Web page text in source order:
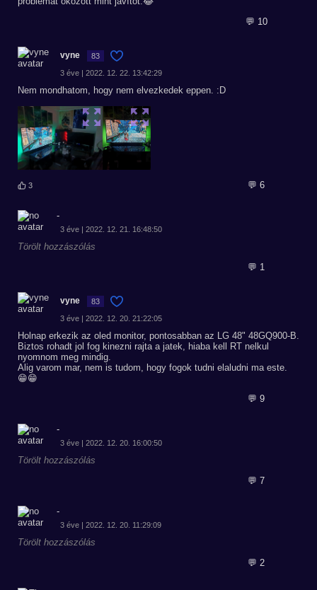
💬 10
vyne 83
3 éve | 2022. 12. 22. 13:42:29
Nem mondhatom, hogy nem elvezkedek eppen. :D
3 💬 6
-
3 éve | 2022. 12. 21. 16:48:50
Törölt hozzászólás
💬 1
vyne 83
3 éve | 2022. 12. 20. 21:22:05
Holnap erkezik az oled monitor, pontosabban az LG 48" 48GQ900-B.
Biztos rohadt jol fog kinezni rajta a jatek, hiaba kell RT nelkul
nyomnom meg mindig.
Alig varom mar, nem is tudom, hogy fogok tudni elaludni ma este.
😁😁
💬 9
-
3 éve | 2022. 12. 20. 16:00:50
Törölt hozzászólás
💬 7
-
3 éve | 2022. 12. 20. 11:29:09
Törölt hozzászólás
💬 2